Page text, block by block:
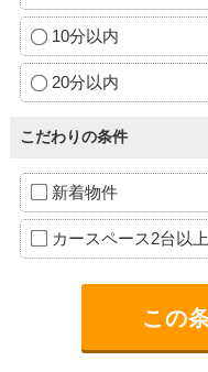
10分以内
20分以内
こだわりの条件
新着物件
カースペース2台以上